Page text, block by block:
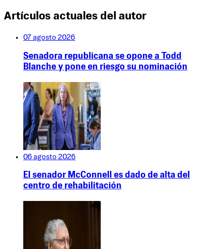
Artículos actuales del autor
07 agosto 2026
Senadora republicana se opone a Todd
Blanche y pone en riesgo su nominación
06 agosto 2026
El senador McConnell es dado de alta del
centro de rehabilitación